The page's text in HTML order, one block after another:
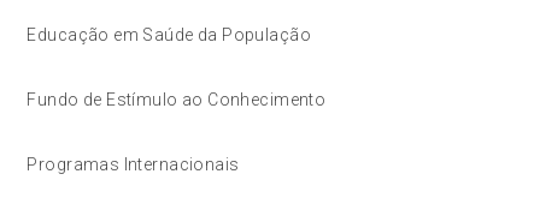
Educação em Saúde da População
Fundo de Estímulo ao Conhecimento
Programas Internacionais